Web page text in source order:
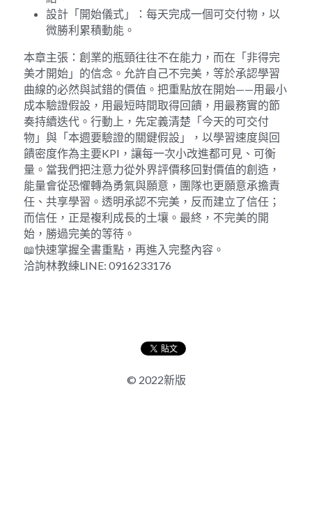
設計「開始儀式」：每天完成一個可交付物，以
微勝利累積動能。
本章主張：創業的瓶頸往往不在能力，而在「非得完
美才開始」的信念。允許自己不完美，等於承認學習
曲線的必然與試錯的價值。把重點放在開始——用最小
成本驗證假設，用最短時間取得回饋，用最務實的節
奏持續迭代。行動上，先定義清楚「今天的可交付
物」與「本週要驗證的關鍵假設」，以學習速度與回
饋密度作為主要KPI，讓每一次小改進都可見、可衡
量。當我們把注意力從外界評價移回對價值的創造，
能量會從恐懼轉為勇氣與願意，團隊也更願意承擔責
任、共享學習。透明承認不完美，反而建立了信任；
而信任，正是複利成長的土壤。最終，不完美的開
始，勝過完美的等待。
📖快速掌握全書重點，再進入完整內容。
洽詢林教練LINE: 0916233176
© 2022新版